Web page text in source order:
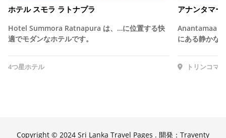
ホテル スモラ ラトナプラ
Hotel Summora Ratnapura は、…に位置する快
適でモダンなホテルです。
4つ星ホテル
アナンタマー
Anantamaa
にある静かな
トリンコマ
Copyright © 2024 Sri Lanka Travel Pages . 開発：Traventy